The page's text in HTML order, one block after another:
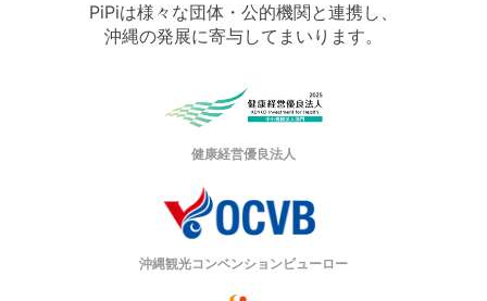
PiPiは様々な団体・公的機関と連携し、
沖縄の発展に寄与してまいります。
健康経営優良法人
沖縄観光コンベンションビューロー